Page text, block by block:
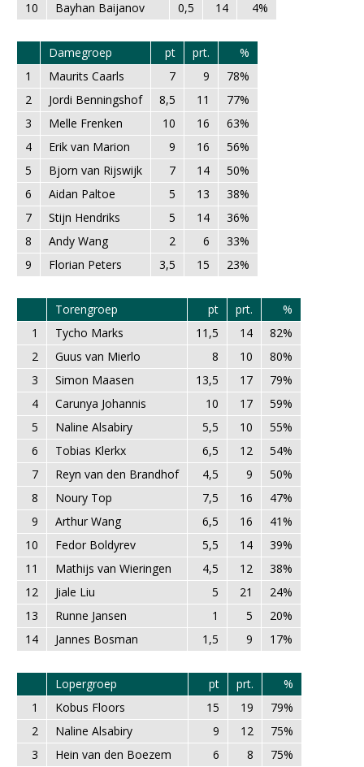
10
Bayhan Baijanov 0,5 14 4%
Damegroep pt prt.
%
1
Maurits Caarls 7 9
78%
2
Jordi Benningshof 8,5 11
77%
3
Melle Frenken 10 16
63%
4
Erik van Marion 9 16
56%
5
Bjorn van Rijswijk 7 14
50%
6
Aidan Paltoe 5 13
38%
7
Stijn Hendriks 5 14
36%
8
Andy Wang 2 6
33%
9
Florian Peters 3,5 15 23%
Torengroep pt prt.
%
1
Tycho Marks 11,5 14
82%
2
Guus van Mierlo 8 10
80%
3
Simon Maasen 13,5 17
79%
4
Carunya Johannis 10 17
59%
5
Naline Alsabiry 5,5 10
55%
6
Tobias Klerkx 6,5 12
54%
7
Reyn van den Brandhof 4,5 9
50%
8
Noury Top 7,5 16
47%
9
Arthur Wang 6,5 16
41%
10
Fedor Boldyrev 5,5 14
39%
11
Mathijs van Wieringen 4,5 12
38%
12
Jiale Liu 5 21
24%
13
Runne Jansen 1 5
20%
14
Jannes Bosman 1,5 9 17%
Lopergroep pt prt.
%
1
Kobus Floors 15 19
79%
2
Naline Alsabiry 9 12
75%
3
Hein van den Boezem 6 8
75%